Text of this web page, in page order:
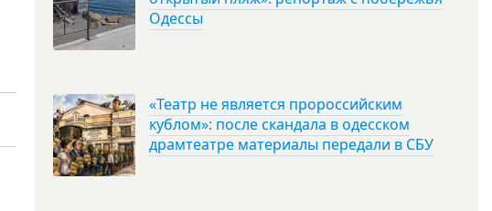
Одессы
«Театр не является пророссийским
кублом»: после скандала в одесском
драмтеатре материалы передали в СБУ